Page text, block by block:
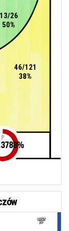
46/121
38%
13/26
50%
%